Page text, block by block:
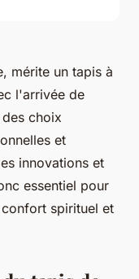
mérite un tapis à
l'arrivée de
choix
et
innovations et
essentiel pour
spirituel et